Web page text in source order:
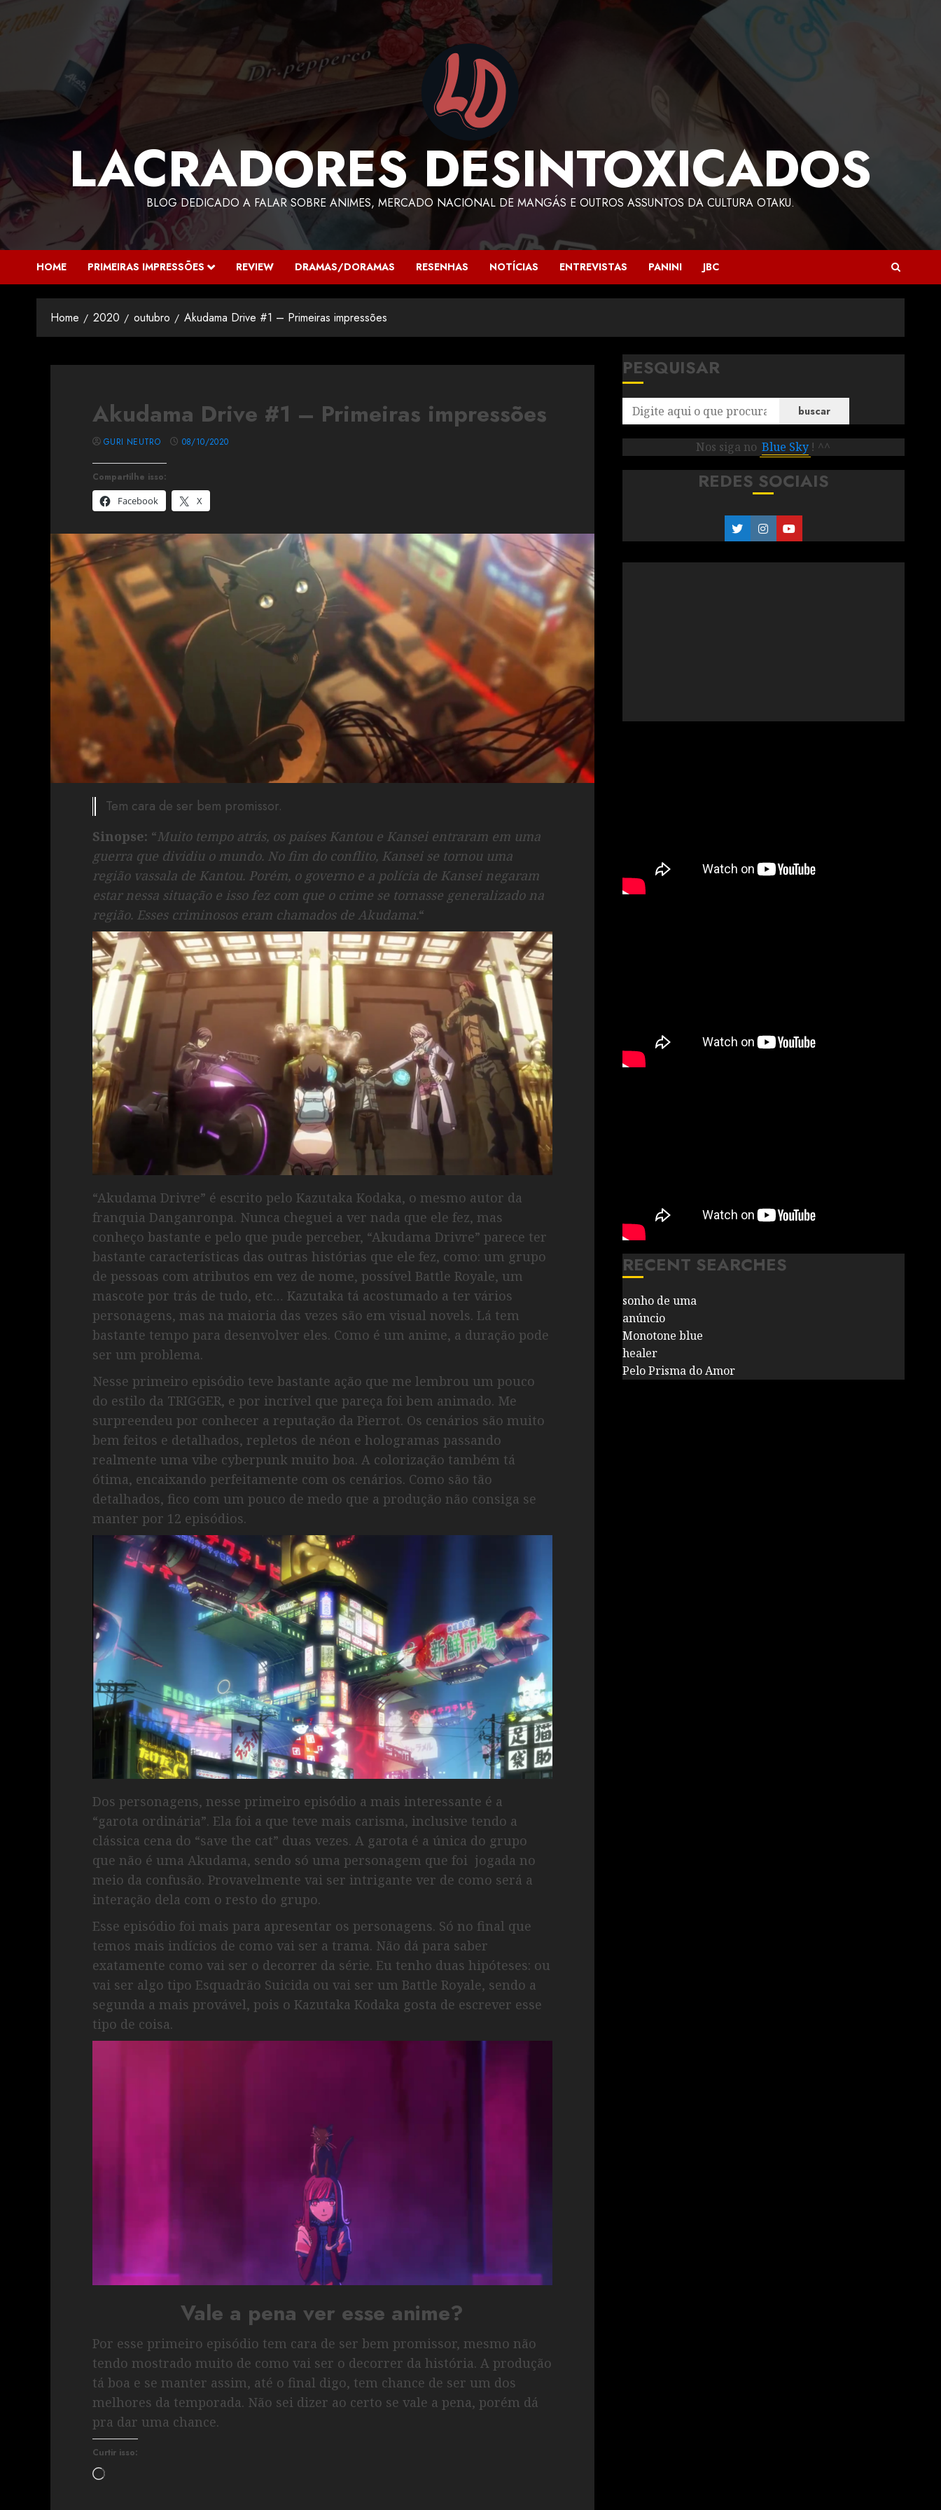
LACRADORES DESINTOXICADOS
BLOG DEDICADO A FALAR SOBRE ANIMES, MERCADO NACIONAL DE MANGÁS E OUTROS ASSUNTOS DA CULTURA OTAKU.
HOME PRIMEIRAS IMPRESSÕES REVIEW DRAMAS/DORAMAS RESENHAS NOTÍCIAS ENTREVISTAS PANINI JBC
Home 2020 outubro Akudama Drive #1 – Primeiras impressões
Akudama Drive #1 – Primeiras impressões
Compartilhe isso:
Facebook
X
GURI NEUTRO 08/10/2020
Tem cara de ser bem promissor.
Sinopse: “Muito tempo atrás, os países Kantou e Kansei entraram em uma
guerra que dividiu o mundo. No fim do conflito, Kansei se tornou uma
região vassala de Kantou. Porém, o governo e a polícia de Kansei negaram
estar nessa situação e isso fez com que o crime se tornasse generalizado na
região. Esses criminosos eram chamados de Akudama.“
“Akudama Drivre” é escrito pelo Kazutaka Kodaka, o mesmo autor da
franquia Danganronpa. Nunca cheguei a ver nada que ele fez, mas
conheço bastante e pelo que pude perceber, “Akudama Drivre” parece ter
bastante características das outras histórias que ele fez, como: um grupo
de pessoas com atributos em vez de nome, possível Battle Royale, um
mascote por trás de tudo, etc… Kazutaka tá acostumado a ter vários
personagens, mas na maioria das vezes são em visual novels. Lá tem
bastante tempo para desenvolver eles. Como é um anime, a duração pode
ser um problema.
Nesse primeiro episódio teve bastante ação que me lembrou um pouco
do estilo da TRIGGER, e por incrível que pareça foi bem animado. Me
surpreendeu por conhecer a reputação da Pierrot. Os cenários são muito
bem feitos e detalhados, repletos de néon e hologramas passando
realmente uma vibe cyberpunk muito boa. A colorização também tá
ótima, encaixando perfeitamente com os cenários. Como são tão
detalhados, fico com um pouco de medo que a produção não consiga se
manter por 12 episódios.
Dos personagens, nesse primeiro episódio a mais interessante é a
“garota ordinária”. Ela foi a que teve mais carisma, inclusive tendo a
clássica cena do “save the cat” duas vezes. A garota é a única do grupo
que não é uma Akudama, sendo só uma personagem que foi jogada no
meio da confusão. Provavelmente vai ser intrigante ver de como será a
interação dela com o resto do grupo.
Esse episódio foi mais para apresentar os personagens. Só no final que
temos mais indícios de como vai ser a trama. Não dá para saber
exatamente como vai ser o decorrer da série. Eu tenho duas hipóteses: ou
vai ser algo tipo Esquadrão Suicida ou vai ser um Battle Royale, sendo a
segunda a mais provável, pois o Kazutaka Kodaka gosta de escrever esse
tipo de coisa.
Vale a pena ver esse anime?
Por esse primeiro episódio tem cara de ser bem promissor, mesmo não
tendo mostrado muito de como vai ser o decorrer da história. A produção
tá boa e se manter assim, até o final digo, tem chance de ser um dos
melhores da temporada. Não sei dizer ao certo se vale a pena, porém dá
pra dar uma chance.
Curtir isso:
PESQUISAR
buscar
Nos siga no Blue Sky ! ^^
REDES SOCIAIS
RECENT SEARCHES
sonho de uma
anúncio
Monotone blue
healer
Pelo Prisma do Amor